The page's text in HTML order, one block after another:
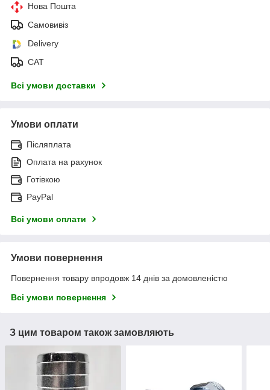
Нова Пошта
Самовивіз
Delivery
САТ
Всі умови доставки
Умови оплати
Післяплата
Оплата на рахунок
Готівкою
PayPal
Всі умови оплати
Умови повернення
Повернення товару впродовж 14 днів за домовленістю
Всі умови повернення
З цим товаром також замовляють